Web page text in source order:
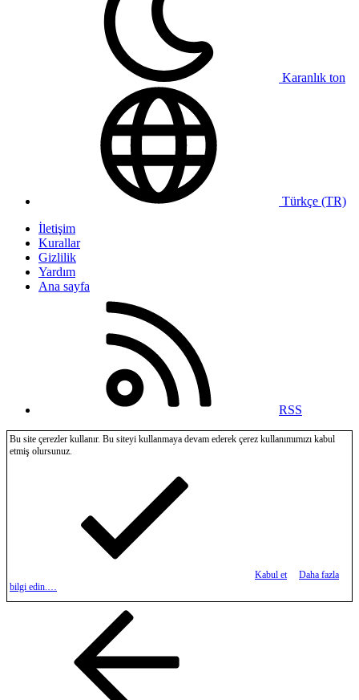
Karanlık ton
Türkçe (TR)
İletişim
Kurallar
Gizlilik
Yardım
Ana sayfa
RSS
Bu site çerezler kullanır. Bu siteyi kullanmaya devam ederek çerez kullanımımızı kabul
etmiş olursunuz.
Kabul et
Daha fazla
bilgi edin.…